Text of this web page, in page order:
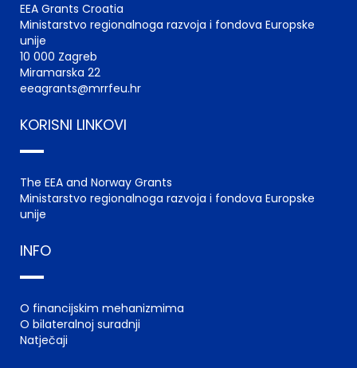
EEA Grants Croatia
Ministarstvo regionalnoga razvoja i fondova Europske
unije
10 000 Zagreb
Miramarska 22
eeagrants@mrrfeu.hr
KORISNI LINKOVI
The EEA and Norway Grants
Ministarstvo regionalnoga razvoja i fondova Europske
unije
INFO
O financijskim mehanizmima
O bilateralnoj suradnji
Natječaji